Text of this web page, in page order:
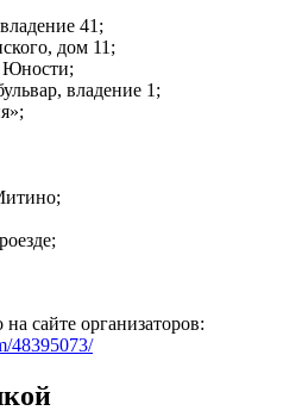
41;
дом 11;
Юности;
владение 1;
сайте организаторов:
48395073/